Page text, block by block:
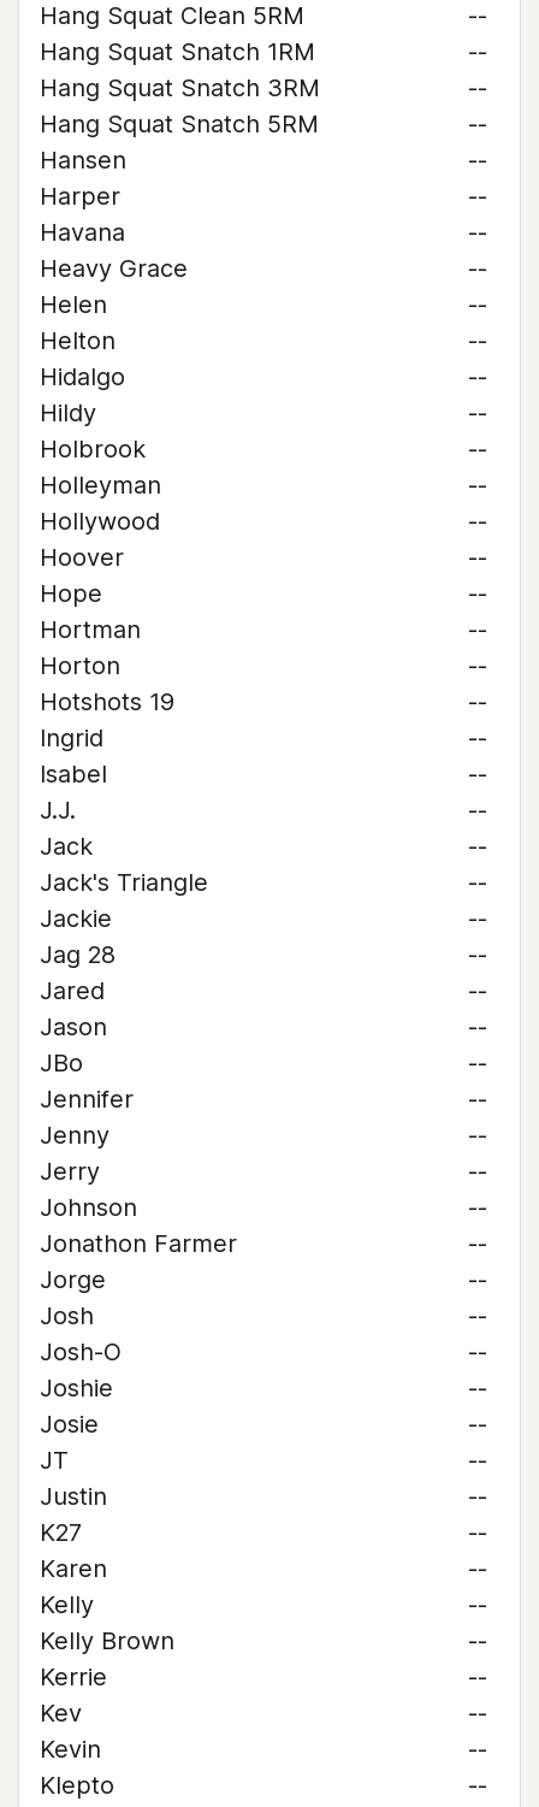
Hang Squat Clean 5RM
--
Hang Squat Snatch 1RM
--
Hang Squat Snatch 3RM
--
Hang Squat Snatch 5RM
--
Hansen
--
Harper
--
Havana
--
Heavy Grace
--
Helen
--
Helton
--
Hidalgo
--
Hildy
--
Holbrook
--
Holleyman
--
Hollywood
--
Hoover
--
Hope
--
Hortman
--
Horton
--
Hotshots 19
--
Ingrid
--
Isabel
--
J.J.
--
Jack
--
Jack's Triangle
--
Jackie
--
Jag 28
--
Jared
--
Jason
--
JBo
--
Jennifer
--
Jenny
--
Jerry
--
Johnson
--
Jonathon Farmer
--
Jorge
--
Josh
--
Josh-O
--
Joshie
--
Josie
--
JT
--
Justin
--
K27
--
Karen
--
Kelly
--
Kelly Brown
--
Kerrie
--
Kev
--
Kevin
--
Klepto
--